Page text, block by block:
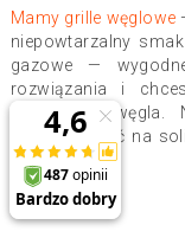
Mamy grille węglowe
niepowtarzalny
gazowe —
rozwiązania i
dokładaniu
możesz liczyć na
jeden sezon.